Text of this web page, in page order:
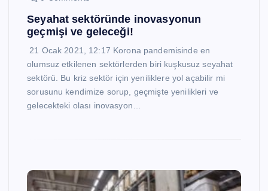
Seyahat sektöründe inovasyonun
geçmişi ve geleceği!
21 Ocak 2021, 12:17 Korona pandemisinde en
olumsuz etkilenen sektörlerden biri kuşkusuz seyahat
sektörü. Bu kriz sektör için yeniliklere yol açabilir mi
sorusunu kendimize sorup, geçmişte yenilikleri ve
gelecekteki olası inovasyon…